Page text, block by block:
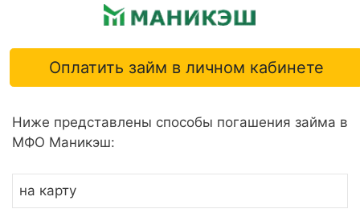
Оплатить займ в личном кабинете
Ниже представлены способы погашения займа в
МФО Маникэш:
на карту